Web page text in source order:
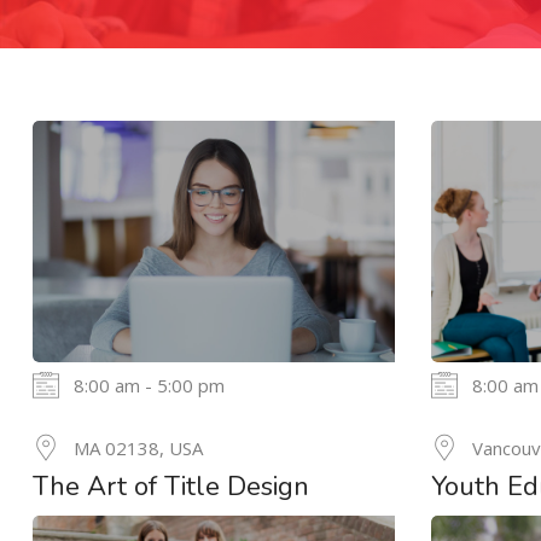
8:00 am - 5:00 pm
MA 02138, USA
The Art of Title Design
8:00
Youth